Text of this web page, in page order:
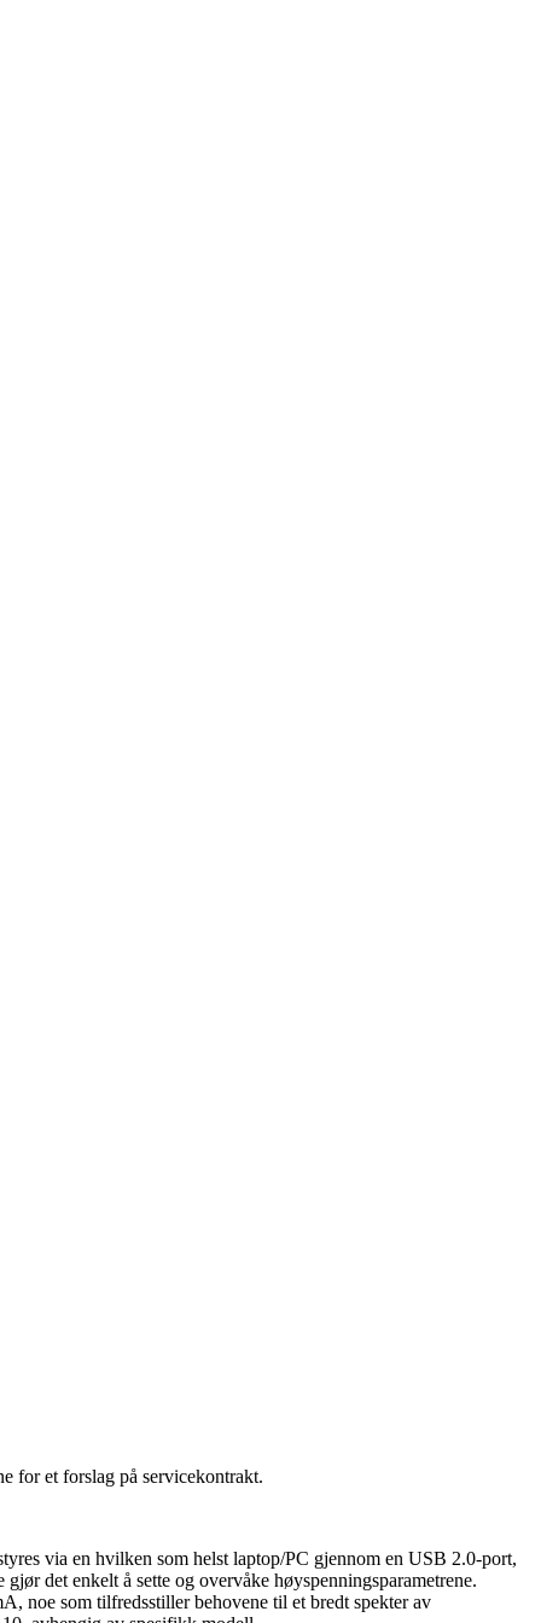
for et forslag på servicekontrakt.
via en hvilken som helst laptop/PC gjennom en USB 2.0-port,
det enkelt å sette og overvåke høyspenningsparametrene.
noe som tilfredsstiller behovene til et bredt spekter av